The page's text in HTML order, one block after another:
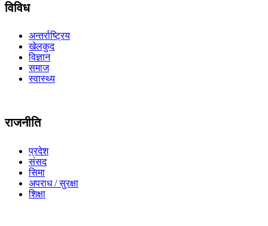
विविध
अन्तर्राष्ट्रिय
खेलकुद
विज्ञान
समाज
स्वास्थ्य
राजनीति
प्रदेश
संसद
सिमा
अपराध / सुरक्षा
शिक्षा